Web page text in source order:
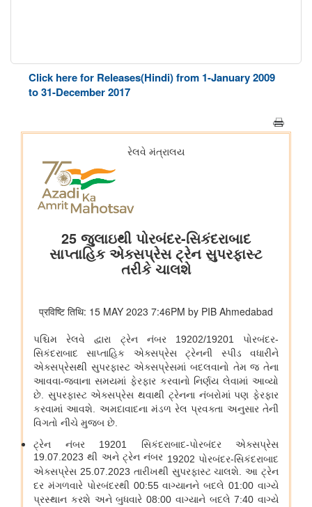
Click here for Releases(Hindi) from 1-January 2009
to 31-December 2017